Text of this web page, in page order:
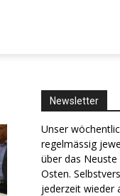
Newsletter
Unser
regelmässig
über das
Osten.
jederzeit wieder